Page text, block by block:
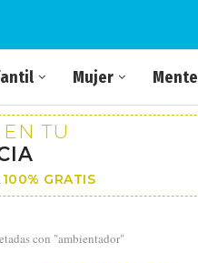
Mujer Mente
TU
100% GRATIS
con "ambientador"